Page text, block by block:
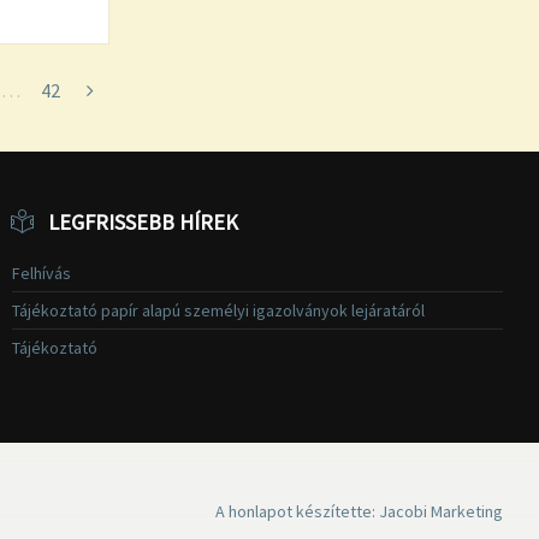
… 42
LEGFRISSEBB HÍREK
Felhívás
Tájékoztató papír alapú személyi igazolványok lejáratáról
Tájékoztató
A honlapot készítette: Jacobi Marketing